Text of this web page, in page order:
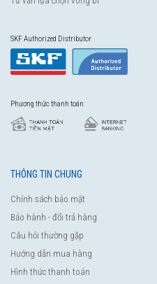
SKF Authorized Distributor
Phương thức thanh toán
THÔNG TIN CHUNG
Chính sách bảo mật
Bảo hành - đổi trả hàng
Câu hỏi thường gặp
Hướng dẫn mua hàng
Hình thức thanh toán